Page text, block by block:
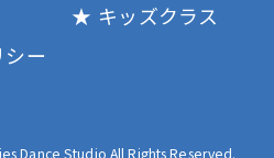
キッズクラス
ー